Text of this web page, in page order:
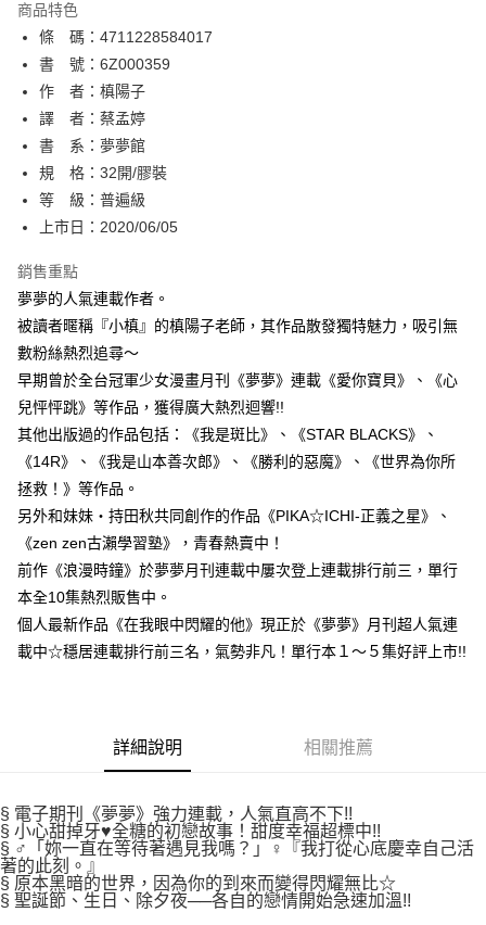
相關說明
【關於「AFTEE先享後付」】
AFTEE先享後付是「在收到商品之後才付款」的支付方式。 讓您購物簡單
便利好安心！
１．簡單：不需註冊會員、不需綁卡、不需儲值。
２．便利：只要手機號碼，簡訊認證，即可結帳。
３．安心：先確認商品／服務後，再付款。
【「AFTEE先享後付」結帳流程】
１．於結帳方式選擇「AFTEE先享後付」後，將跳轉至「AFTEE先享後付」
結帳頁面，進行簡訊認證並確認金額後，即可完成結帳。
２．訂單成立數日內，您將收到繳費通知簡訊。
ATM／網路銀行／等多元方式進行付款，方視為交易完成。
※ 請注意：結帳手續完成當下不需立刻繳費，但若您需要取消訂單，請聯絡
購買商品的店家。未經商家同意取消之訂單仍視為有效，需透過AFTEE先享
後付繳納相關費用。
※ 交易是否成功請以「AFTEE先享後付 」之結帳頁面顯示為準，若有關於
是否繳費成功／繳費後需取消欲退款等相關疑問，請聯繫「AFTEE先享後付
【注意事項】
１．透過由恩沛科技股份有限公司提供之「AFTEE先享後付」服務完成之交
易，需依本服務之必要範圍內提供個人資料，並將交易相關給付款項請求債
權轉讓予恩沛科技股份有限公司。
２．關於個人資料處理事宜，請瀏覽以下網址：
３．未成年的使用者請事先徵得法定代理人或監護人之同意方可使用
「AFTEE先享後付」，若未經同意申辦者引起之損失，本公司不負相關責
任。
４．使用「AFTEE先享後付」時，將依據個別帳號之用戶狀況，依本公司即
時審查核予不同之上限額度；若仍有額度不足之情形，本公司將視審查結果
請求用戶進行身份認證。
ATM付款
運送方式
全家取貨付款
每筆NT$80，滿NT$500(含以上)免運費
付款後全家取貨
每筆NT$80，滿NT$500(含以上)免運費
付款後萊爾富取貨
每筆NT$80，滿NT$500(含以上)免運費
7-11取貨付款
每筆NT$80，滿NT$500(含以上)免運費
付款後7-11取貨
每筆NT$80，滿NT$500(含以上)免運費
宅配
每筆NT$100，滿NT$800(含以上)免運費
國家/地區配送 查看運費
商品特色
條 碼：4711228584017
書 號：6Z000359
作 者：槙陽子
譯 者：蔡孟婷
書 系：夢夢館
規 格：32開/膠裝
等 級：普遍級
上市日：2020/06/05
銷售重點
夢夢的人氣連載作者。
被讀者暱稱『小槙』的槙陽子老師，其作品散發獨特魅力，吸引無
數粉絲熱烈追尋～
早期曾於全台冠軍少女漫畫月刊《夢夢》連載《愛你寶貝》、《心
兒怦怦跳》等作品，獲得廣大熱烈迴響!!
其他出版過的作品包括：《我是斑比》、《STAR BLACKS》、
《14R》、《我是山本善次郎》、《勝利的惡魔》、《世界為你所
拯救！》等作品。
另外和妹妹‧持田秋共同創作的作品《PIKA☆ICHI-正義之星》、
《zen zen古瀨學習塾》，青春熱賣中！
前作《浪漫時鐘》於夢夢月刊連載中屢次登上連載排行前三，單行
本全10集熱烈販售中。
個人最新作品《在我眼中閃耀的他》現正於《夢夢》月刊超人氣連
載中☆穩居連載排行前三名，氣勢非凡！單行本１～５集好評上市!!
詳細說明 相關推薦
§ 電子期刊《夢夢》強力連載，人氣直高不下!!
§ 小心甜掉牙♥全糖的初戀故事！甜度幸福超標中!!
§ ♂「妳一直在等待著遇見我嗎？」♀『我打從心底慶幸自己活
著的此刻。』
§ 原本黑暗的世界，因為你的到來而變得閃耀無比☆
§ 聖誕節、生日、除夕夜──各自的戀情開始急速加溫!!